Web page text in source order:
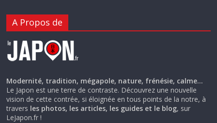
A Propos de
Modernité, tradition, mégapole, nature, frénésie, calme…
Le Japon est une terre de contraste. Découvrez une nouvelle
vision de cette contrée, si éloignée en tous points de la notre, à
travers les photos, les articles, les guides et le blog, sur
LeJapon.fr !